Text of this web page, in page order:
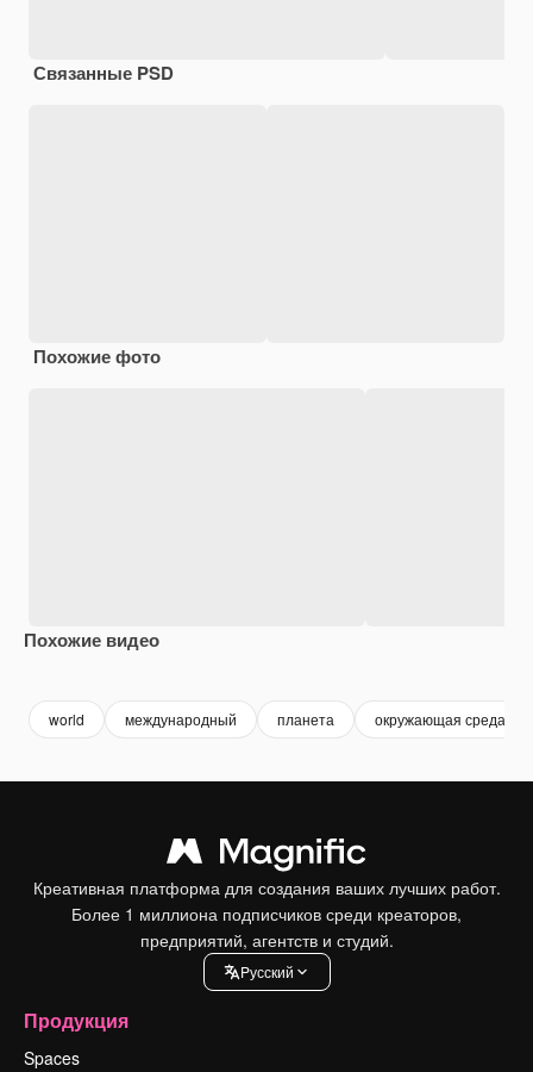
Связанные PSD
Похожие фото
Похожие видео
world международный планета окружающая среда
Креативная платформа для создания ваших лучших работ.
Более 1 миллиона подписчиков среди креаторов,
предприятий, агентств и студий.
Pусский
Продукция
Spaces